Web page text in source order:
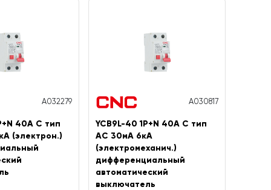
A032279
40A C тип
(электрон.)
A030817
YCB9L-40 1P+N 40A C тип
AC 30мА 6кА
(электромеханич.)
дифференциальный
автоматический
выключатель